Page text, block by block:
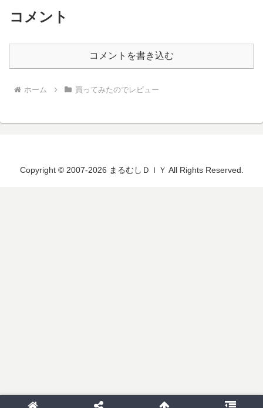
コメント
コメントを書き込む
ホーム 買ってみたのでレビュー
Copyright © 2007-2026 まるむしＤＩＹ All Rights Reserved.